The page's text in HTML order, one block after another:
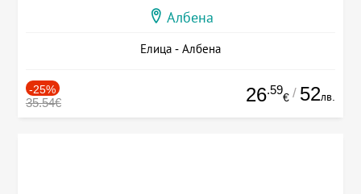
Албена
Елица - Албена
-25%
35.54€ 26.59
€ / 52лв.